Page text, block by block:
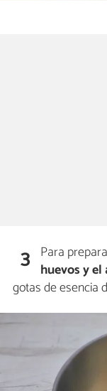
3 Para
huevos y el
gotas de esencia